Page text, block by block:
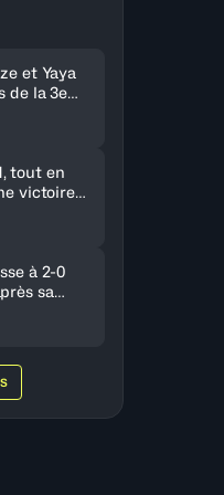
et Yaya
de la 3e
tout en
victoire
à 2-0
sa